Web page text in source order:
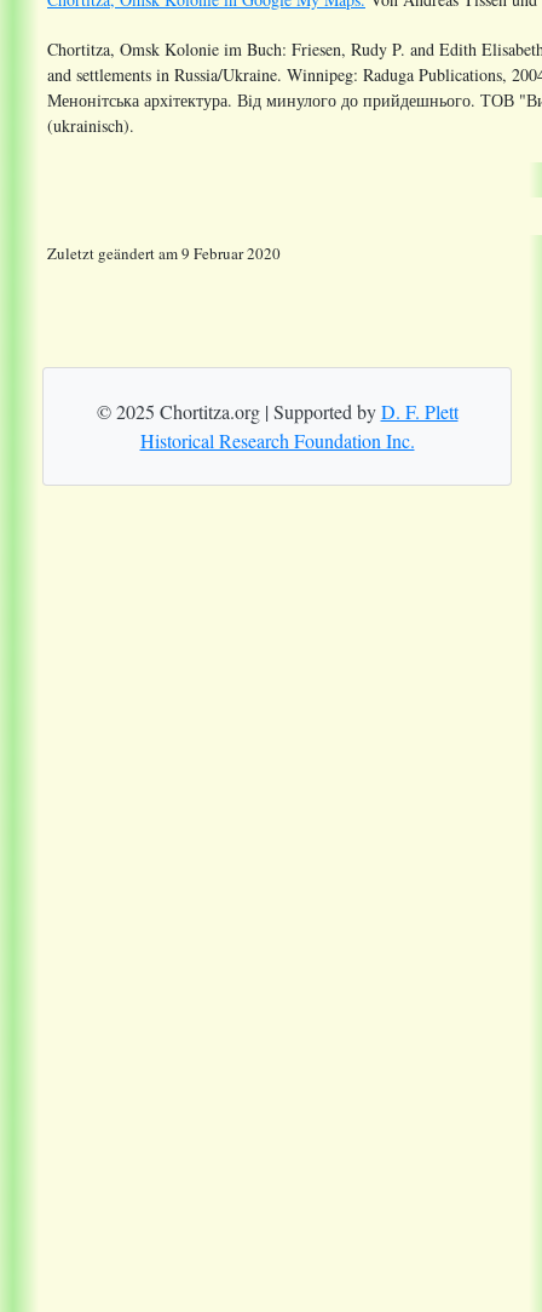
Chortitza, Omsk Kolonie im Buch: Friesen, Rudy P. and Edith
and settlements in Russia/Ukraine. Winnipeg: Raduga Publications,
Менонiтська архiтектура. Вiд минулого до прийдешнього. ТОВ
(ukrainisch).
Zuletzt geändert am 9 Februar 2020
© 2025 Chortitza.org | Supported byD. F. Plett
Historical Research Foundation Inc.